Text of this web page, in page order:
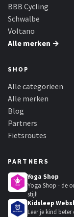
BBB Cycling
Schwalbe
Voltano
Alle merken →
SHOP
Alle categorieën
Alle merken
Blog
Partners
Fietsroutes
PARTNERS
Yoga Shop
Yoga Shop - de
stijl!
Kidsleep
Leer je kind